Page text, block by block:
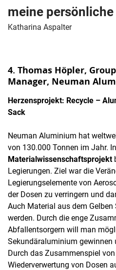
meine
Katharina Aspalter
4. Thomas Höpler,
Manager, Neuman
Herzensprojekt: Recycle –
Sack
Neuman Aluminium hat
von 130.000 Tonnen im Jahr.
Materialwissenschaftsprojekt
Legierungen. Ziel war die
Legierungselemente von
der Dosen zu verringern und
Auch Material aus dem
werden. Durch die enge
Abfallentsorgern will man
Sekundäraluminium gewinnen
Durch das Zusammenspiel
Wiederverwertung von Dosen